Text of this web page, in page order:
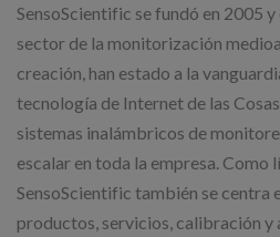
SensoScientific se fundó en 2005
sector de la monitorización
creación, han estado a la
tecnología de Internet de las
sistemas inalámbricos de
escalar en toda la empresa. Como
SensoScientific también se centra
productos, servicios, calibración